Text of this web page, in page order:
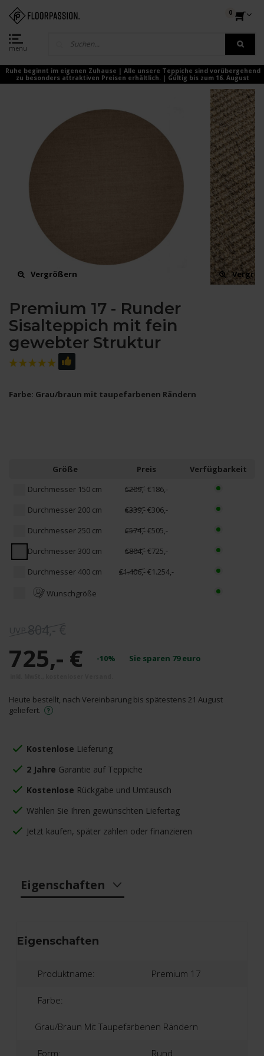
menu
0
Ruhe beginnt im eigenen Zuhause | Alle unsere Teppiche sind vorübergehend
zu besonders attraktiven Preisen erhältlich. | Gültig bis zum 16. August
Vergrößern
Premium 17 - Runder
Sisalteppich mit fein
gewebter Struktur
Farbe: Grau/braun mit taupefarbenen Rändern
Größe Preis
Verfügbarkeit
Durchmesser 150 cm
€209,-€186,-
Durchmesser 200 cm
€339,-€306,-
Durchmesser 250 cm
€574,-€505,-
Durchmesser 300 cm
€804,-€725,-
Durchmesser 400 cm
€1.406,-€1.254,-
Wunschgröße
804,- €
725,- € -10% Sie sparen 79euro
Heute bestellt, nach Vereinbarung bis spätestens 21 August
geliefert.
Kostenlose Lieferung
2 Jahre Garantie auf Teppiche
Kostenlose Rückgabe und Umtausch
Wählen Sie Ihren gewünschten Liefertag
Jetzt kaufen, später zahlen oder finanzieren
Eigenschaften
Eigenschaften
Produktname: Premium 17
Farbe:
Grau/braun Mit Taupefarbenen Rändern
Form: Rund